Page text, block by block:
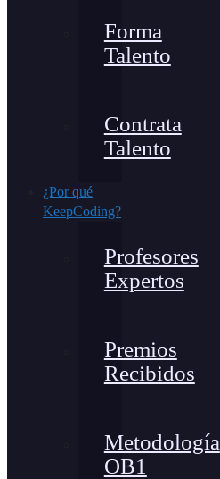
Forma
Talento
Contrata
Talento
¿Por qué
KeepCoding?
Profesores
Expertos
Premios
Recibidos
Metodología
OB1